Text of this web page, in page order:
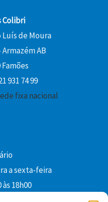
Colibri
Luís de Moura
Armazém AB
Famões
931 74 99
fixa nacional
a sexta-feira
às 18h00